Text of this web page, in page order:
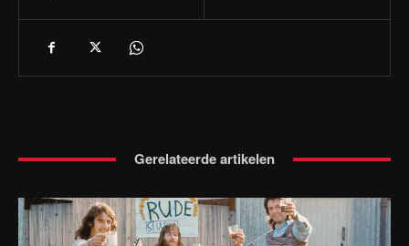
Gerelateerde artikelen